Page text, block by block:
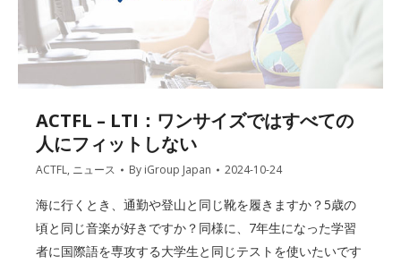
ACTFL – LTI：ワンサイズではすべての
人にフィットしない
ACTFL, ニュース By iGroup Japan 2024-10-24
海に行くとき、通勤や登山と同じ靴を履きますか？5歳の
頃と同じ音楽が好きですか？同様に、7年生になった学習
者に国際語を専攻する大学生と同じテストを使いたいです